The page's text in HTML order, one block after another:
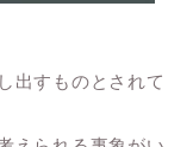
出すものとされて